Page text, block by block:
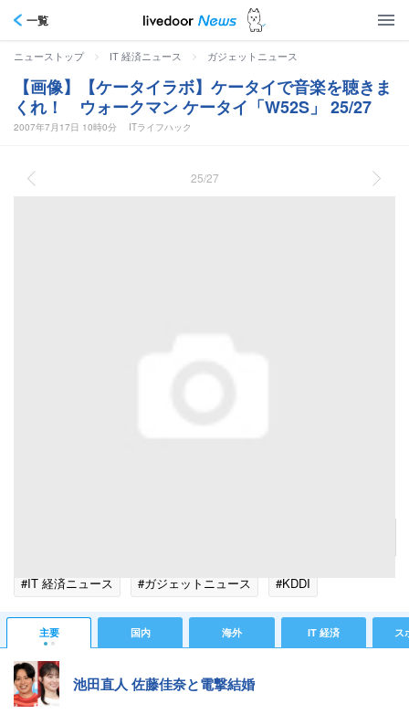
一覧
ニューストップ > IT 経済ニュース > ガジェットニュース
【画像】【ケータイラボ】ケータイで音楽を聴きま
くれ！ ウォークマン ケータイ「W52S」 25/27
2007年7月17日 10時0分 ITライフハック
25/27
#IT 経済ニュース #ガジェットニュース #KDDI
主要 国内 海外 IT 経済 ス
池田直人 佐藤佳奈と電撃結婚